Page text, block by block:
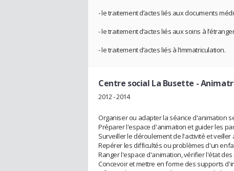
- le traitement d’actes liés aux documents
- le traitement d’actes liés aux soins à
- le traitement d’actes liés à l’immatriculation.​
Centre social La Busette -
2012 - 2014
Organiser ou adapter la séance d'animation
Préparer l'espace d'animation et guider les
Surveiller le déroulement de l'activité et
Repérer les difficultés ou problèmes d'un
Ranger l'espace d'animation, vérifier l'état
Concevoir et mettre en forme des supports